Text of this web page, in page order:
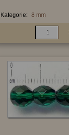
Kategorie: 8 mm